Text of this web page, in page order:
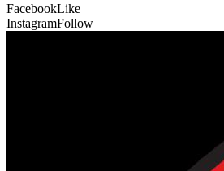
FacebookLike
InstagramFollow